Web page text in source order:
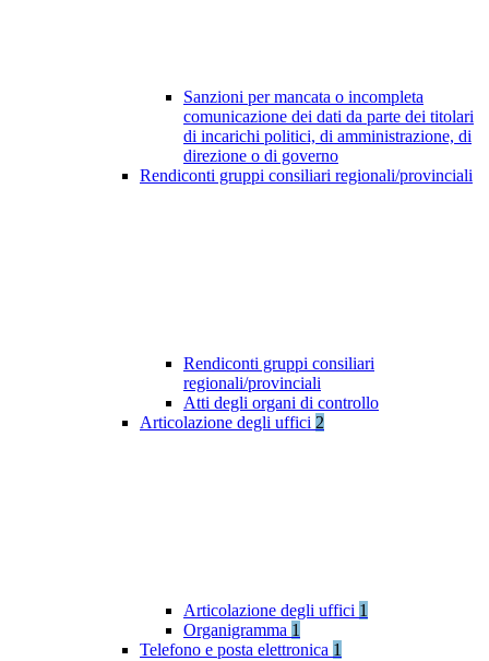
Sanzioni per mancata o incompleta
comunicazione dei dati da parte dei titolari
di incarichi politici, di amministrazione, di
direzione o di governo
Rendiconti gruppi consiliari regionali/provinciali
Rendiconti gruppi consiliari
regionali/provinciali
Atti degli organi di controllo
Articolazione degli uffici 2
Articolazione degli uffici 1
Organigramma 1
Telefono e posta elettronica 1